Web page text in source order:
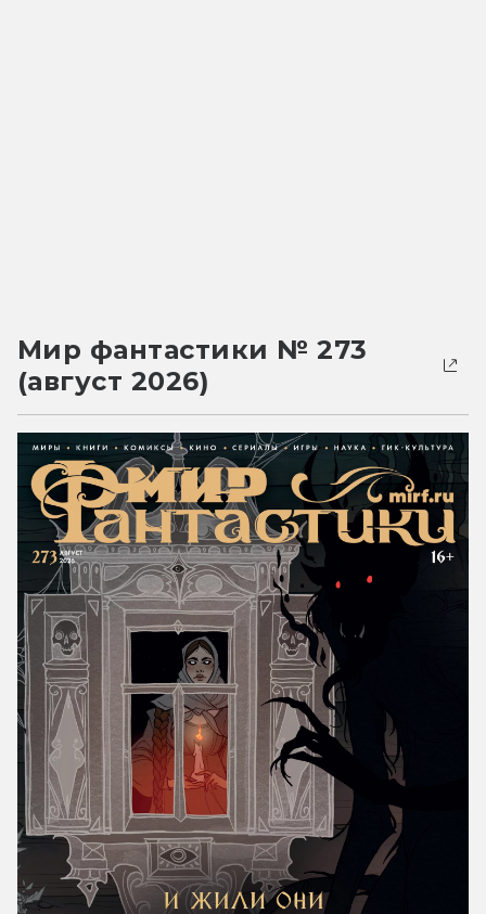
Мир фантастики № 273
(август 2026)